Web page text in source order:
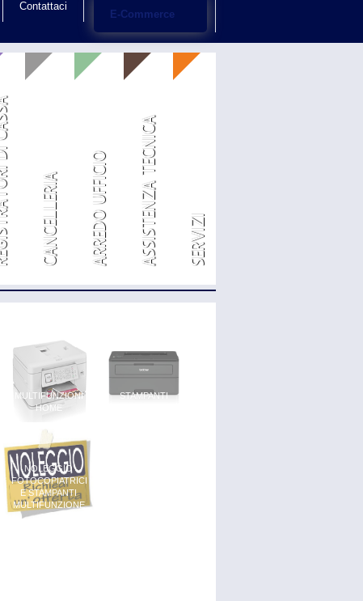
Contattaci
E-Commerce
CASSA CANCELLERIA ARREDO UFFICIO ASSISTENZA TECNICA SERVIZI
MULTIFUNZIONI
HOME
STAMPANTI
NOLEGGIO
FOTOCOPIATRICI
E STAMPANTI
MULTIFUNZIONE